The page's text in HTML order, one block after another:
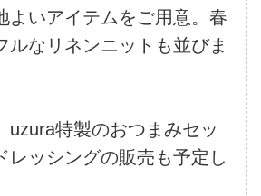
よいアイテムをご用意。春
ルなリネンニットも並びま
uzura特製のおつまみセッ
レッシングの販売も予定し